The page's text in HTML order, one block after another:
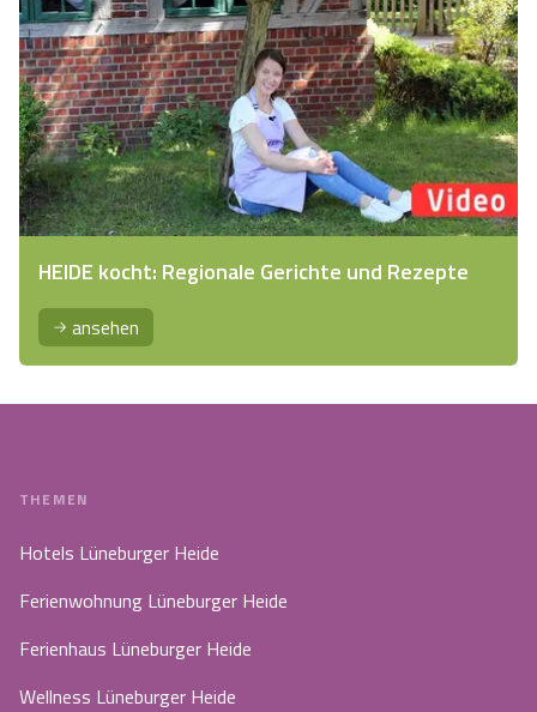
HEIDE kocht: Regionale Gerichte und Rezepte
ansehen
THEMEN
Hotels Lüneburger Heide
Ferienwohnung Lüneburger Heide
Ferienhaus Lüneburger Heide
Wellness Lüneburger Heide